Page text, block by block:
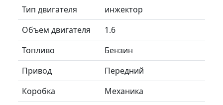
Тип двигателя
инжектор
Объем двигателя
1.6
Топливо
Бензин
Привод
Передний
Коробка
Механика